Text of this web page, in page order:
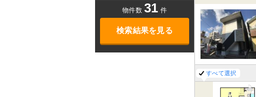
物件数 31 件
検索結果を見る
すべて選択